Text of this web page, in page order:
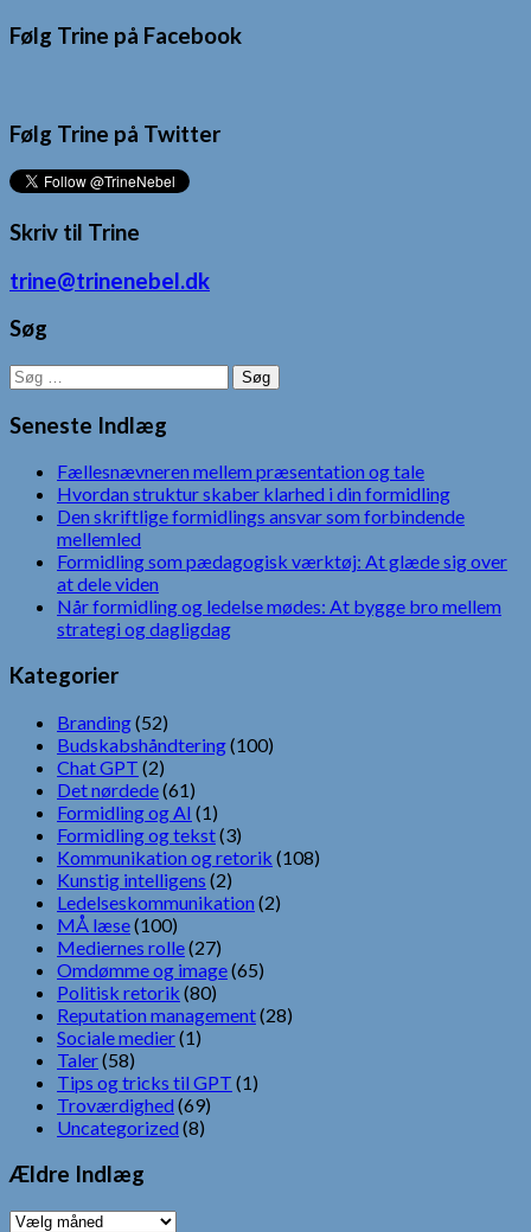
Følg Trine på Facebook
Følg Trine på Twitter
Skriv til Trine
trine@trinenebel.dk
Søg
Søg
efter:
Seneste Indlæg
Fællesnævneren mellem præsentation og tale
Hvordan struktur skaber klarhed i din formidling
Den skriftlige formidlings ansvar som forbindende
mellemled
Formidling som pædagogisk værktøj: At glæde sig over
at dele viden
Når formidling og ledelse mødes: At bygge bro mellem
strategi og dagligdag
Kategorier
Branding(52)
Budskabshåndtering(100)
Chat GPT (2)
Det nørdede(61)
Formidling og AI (1)
Formidling og tekst(3)
Kommunikation og retorik (108)
Kunstig intelligens (2)
Ledelseskommunikation (2)
MÅ læse(100)
Mediernes rolle(27)
Omdømme og image(65)
Politisk retorik (80)
Reputation management(28)
Sociale medier(1)
Taler(58)
Tips og tricks til GPT (1)
Troværdighed (69)
Uncategorized (8)
Ældre Indlæg
Ældre